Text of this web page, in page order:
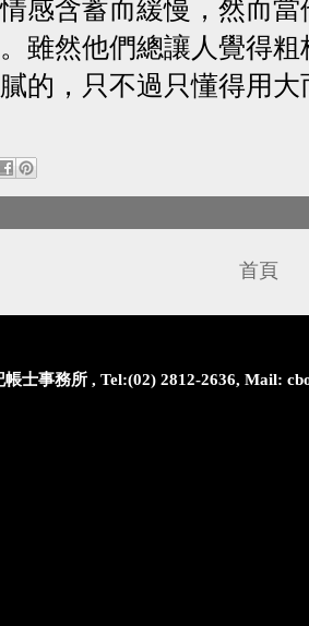
感含蓄而緩慢，然而
雖然他們總讓人覺得
的，只不過只懂得用
首頁
帳士事務所 , Tel:(02) 2812-2636, Mail: